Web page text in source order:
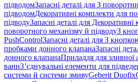
підводомЗапасні деталі для З
підводомДекоративні комплекти для
підводуЗапасні деталі для
поворотного механізму й підводуЗ
PushControlЗапасні деталі для З
пробками донного клапанаЗапасні
донного клапанаПриладдя для зливної
ваннЗ’єднувальні елементи для
системи й системи змивуGeberit Duofix